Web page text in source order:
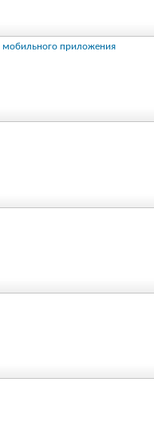
мобильного приложения